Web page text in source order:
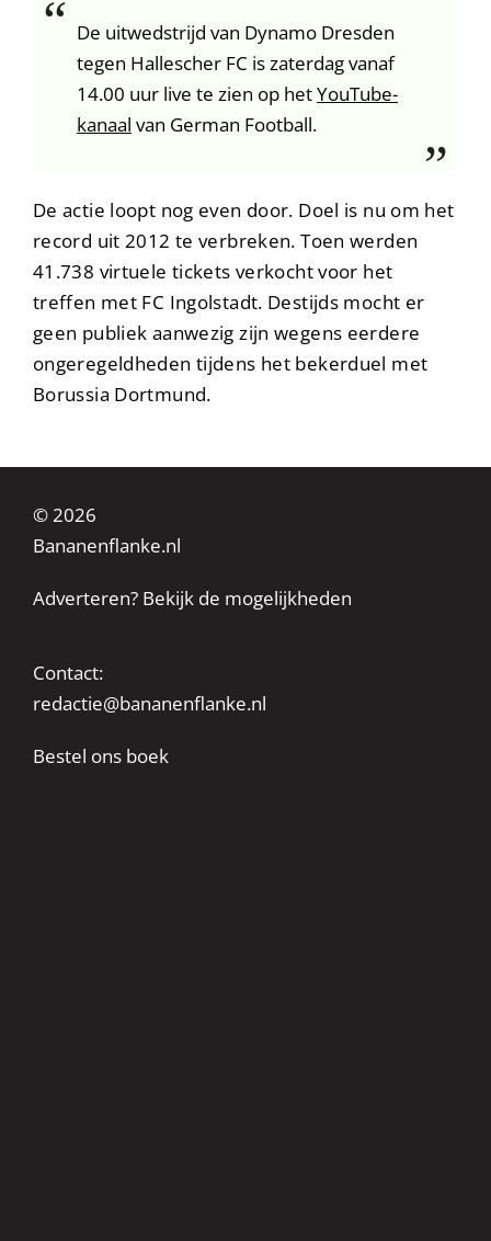
De uitwedstrijd van Dynamo Dresden
tegen Hallescher FC is zaterdag vanaf
14.00 uur live te zien op hetYouTube-
kanaal van German Football.
De actie loopt nog even door. Doel is nu om het
record uit 2012 te verbreken. Toen werden
41.738 virtuele tickets verkocht voor het
treffen met FC Ingolstadt. Destijds mocht er
geen publiek aanwezig zijn wegens eerdere
ongeregeldheden tijdens het bekerduel met
Borussia Dortmund.
© 2026
Bananenflanke.nl
Adverteren? Bekijk de mogelijkheden
Contact:
redactie@bananenflanke.nl
Bestel ons boek